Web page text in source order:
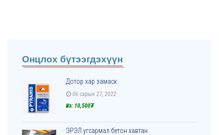
Онцлох бүтээгдэхүүн
Дотор хар замаск
06 сарын 27, 2022
Үнэ: 10,500₮
ЭРЭЛ угсармал бетон хавтан